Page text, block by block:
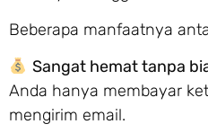
Beberapa manfaatnya
Sangat hemat tanpa
Anda hanya membayar
mengirim email.